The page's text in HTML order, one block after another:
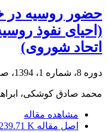
حضور روسیه در
(احیای نفوذ
اتحاد شوروی)
دوره 8، شماره 1، 1394، صفحه
محمد صادق کوشکی،
مشاهده مقاله
اصل مقاله K